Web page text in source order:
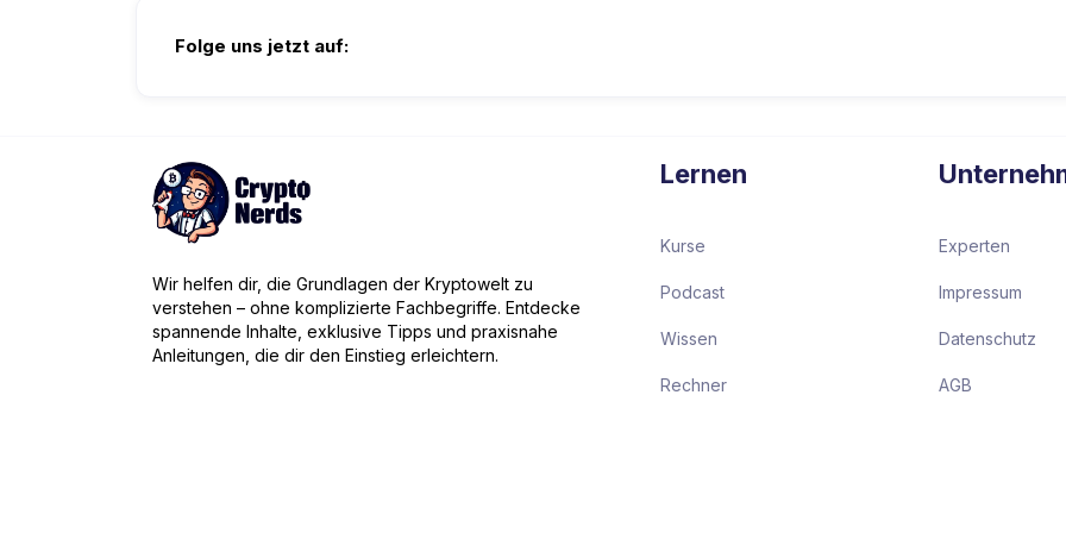
Folge uns jetzt auf:
Wir helfen dir, die Grundlagen der Kryptowelt zu
verstehen – ohne komplizierte Fachbegriffe. Entdecke
spannende Inhalte, exklusive Tipps und praxisnahe
Anleitungen, die dir den Einstieg erleichtern.
Lernen
Kurse
Podcast
Wissen
Rechner
Experten
Impressum
Datenschutz
AGB